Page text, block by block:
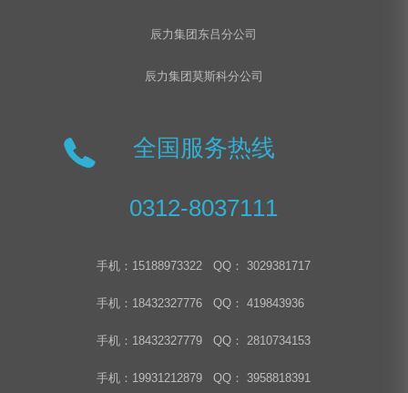
辰力集团东吕分公司
辰力集团莫斯科分公司
全国服务热线
0312-8037111
手机：15188973322 QQ： 3029381717
手机：18432327776 QQ： 419843936
手机：18432327779 QQ： 2810734153
手机：19931212879 QQ： 3958818391